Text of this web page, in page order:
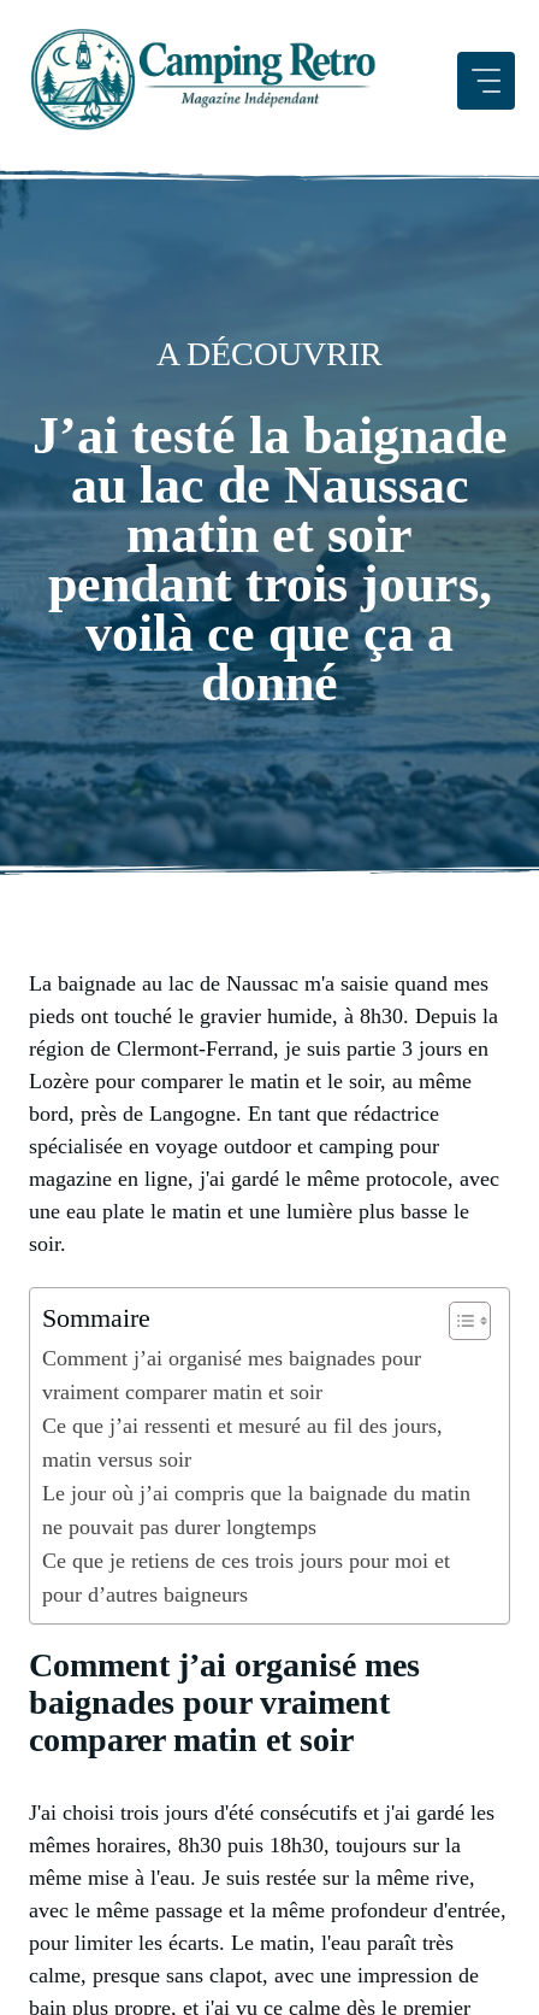
contenu
A DÉCOUVRIR
J’ai testé la baignade
au lac de Naussac
matin et soir
pendant trois jours,
voilà ce que ça a
donné
La baignade au lac de Naussac m'a saisie quand mes
pieds ont touché le gravier humide, à 8h30. Depuis la
région de Clermont-Ferrand, je suis partie 3 jours en
Lozère pour comparer le matin et le soir, au même
bord, près de Langogne. En tant que rédactrice
spécialisée en voyage outdoor et camping pour
magazine en ligne, j'ai gardé le même protocole, avec
une eau plate le matin et une lumière plus basse le
soir.
Sommaire
Comment j’ai organisé mes baignades pour
vraiment comparer matin et soir
Ce que j’ai ressenti et mesuré au fil des jours,
matin versus soir
Le jour où j’ai compris que la baignade du matin
ne pouvait pas durer longtemps
Ce que je retiens de ces trois jours pour moi et
pour d’autres baigneurs
Comment j’ai organisé mes
baignades pour vraiment
comparer matin et soir
J'ai choisi trois jours d'été consécutifs et j'ai gardé les
mêmes horaires, 8h30 puis 18h30, toujours sur la
même mise à l'eau. Je suis restée sur la même rive,
avec le même passage et la même profondeur d'entrée,
pour limiter les écarts. Le matin, l'eau paraît très
calme, presque sans clapot, avec une impression de
bain plus propre, et j'ai vu ce calme dès le premier